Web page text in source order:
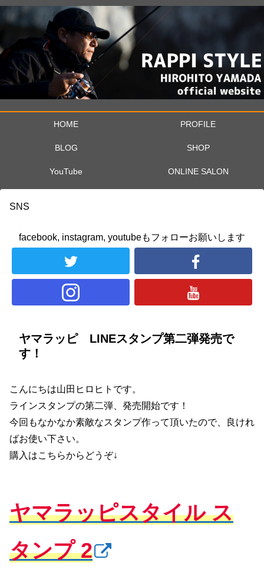
HOME PROFILE
BLOG SHOP
YouTube ONLINE SALON
SNS
facebook, instagram, youtubeもフォローお願いします
ヤマラッピ LINEスタンプ第二弾発売で
す！
こんにちは山田ヒロヒトです。
ラインスタンプの第二弾、発売開始です！
今回もなかなか素敵なスタンプ作って頂いたので、良けれ
ばお使い下さい。
購入はこちらからどうぞ↓
ヤマラッピスタイル ス
タンプ 2